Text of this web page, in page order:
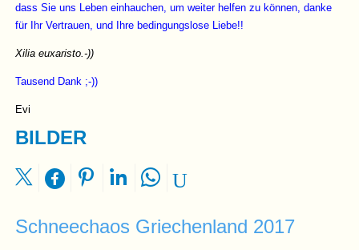
dass Sie uns Leben einhauchen, um weiter helfen zu können, danke
für Ihr Vertrauen, und Ihre bedingungslose Liebe!!
Xilia euxaristo.-))
Tausend Dank ;-))
Evi
BILDER
Schneechaos Griechenland 2017